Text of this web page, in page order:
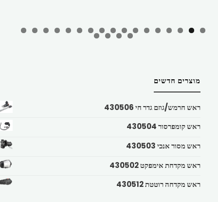
מוצרים חדשים
ראש חרמש/גוזם גדר חי 430506
ראש קומפרסור 430504
ראש מסור אנכי 430503
ראש מקדחת אימפקט 430502
ראש מקדחה רוטטת 430512